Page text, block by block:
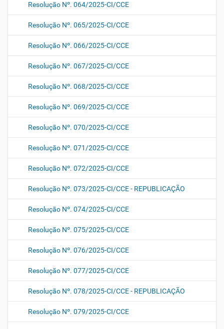
Resolução Nº. 064/2025-CI/CCE
Resolução Nº. 065/2025-CI/CCE
Resolução Nº. 066/2025-CI/CCE
Resolução Nº. 067/2025-CI/CCE
Resolução Nº. 068/2025-CI/CCE
Resolução Nº. 069/2025-CI/CCE
Resolução Nº. 070/2025-CI/CCE
Resolução Nº. 071/2025-CI/CCE
Resolução Nº. 072/2025-CI/CCE
Resolução Nº. 073/2025-CI/CCE - REPUBLICAÇÃO
Resolução Nº. 074/2025-CI/CCE
Resolução Nº. 075/2025-CI/CCE
Resolução Nº. 076/2025-CI/CCE
Resolução Nº. 077/2025-CI/CCE
Resolução Nº. 078/2025-CI/CCE - REPUBLICAÇÃO
Resolução Nº. 079/2025-CI/CCE